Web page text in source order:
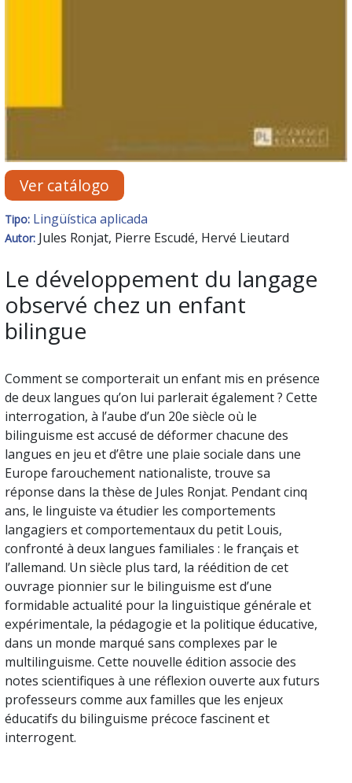
Ver catálogo
Tipo: Lingüística aplicada
Autor: Jules Ronjat, Pierre Escudé, Hervé Lieutard
Le développement du langage
observé chez un enfant
bilingue
Comment se comporterait un enfant mis en présence
de deux langues qu’on lui parlerait également ? Cette
interrogation, à l’aube d’un 20e siècle où le
bilinguisme est accusé de déformer chacune des
langues en jeu et d’être une plaie sociale dans une
Europe farouchement nationaliste, trouve sa
réponse dans la thèse de Jules Ronjat. Pendant cinq
ans, le linguiste va étudier les comportements
langagiers et comportementaux du petit Louis,
confronté à deux langues familiales : le français et
l’allemand. Un siècle plus tard, la réédition de cet
ouvrage pionnier sur le bilinguisme est d’une
formidable actualité pour la linguistique générale et
expérimentale, la pédagogie et la politique éducative,
dans un monde marqué sans complexes par le
multilinguisme. Cette nouvelle édition associe des
notes scientifiques à une réflexion ouverte aux futurs
professeurs comme aux familles que les enjeux
éducatifs du bilinguisme précoce fascinent et
interrogent.